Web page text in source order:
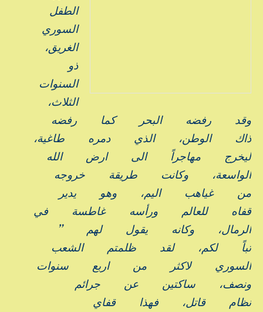
الطفل
السوري
الغريق،
ذو
السنوات
الثلاث،
وقد
رفضه البحر كما
رفضه
ذاك
الوطن، الذي دمره
طاغية،
ليخرج
مهاجراً الى ارض
الله
الواسعة،
وكانت طريقة
خروجه
من
غياهب اليم، وهو
يدير
قفاه
للعالم ورأسه غاطسة
في
الرمال،
وكانه يقول لهم
”
تباً
لكم، لقد ظلمتم
الشعب
السوري
لاكثر من اربع
سنوات
ونصف،
ساكتين عن
جرائم
نظام
قاتل، فهذا
قفاي